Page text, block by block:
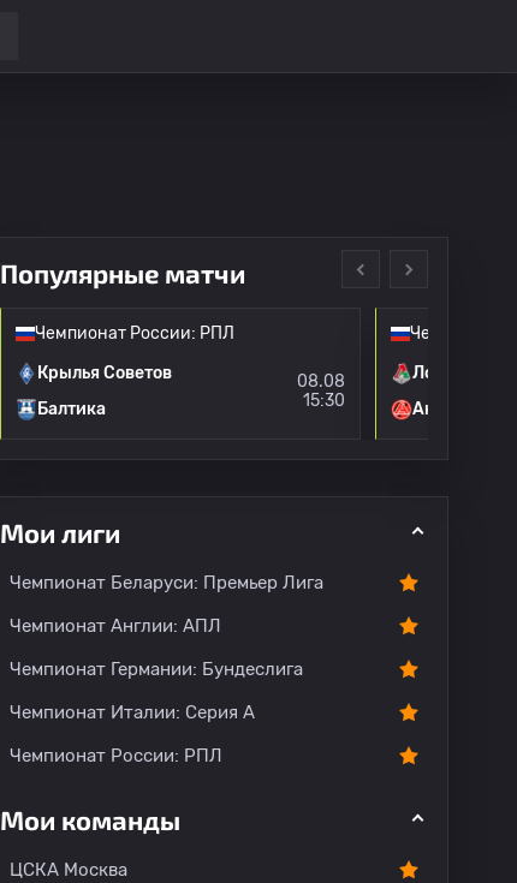
Популярные матчи
Чемпионат России: РПЛ
Крылья Советов
Балтика
08.08
15:30
Чемпионат
Локомотив
Акрон
Мои лиги
Чемпионат Беларуси: Премьер Лига
Чемпионат Англии: АПЛ
Чемпионат Германии: Бундеслига
Чемпионат Италии: Серия А
Чемпионат России: РПЛ
Мои команды
ЦСКА Москва